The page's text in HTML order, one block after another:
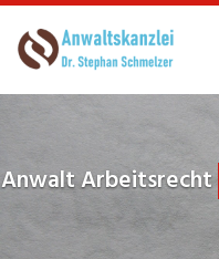
to
Anwalt Arbeitsrecht